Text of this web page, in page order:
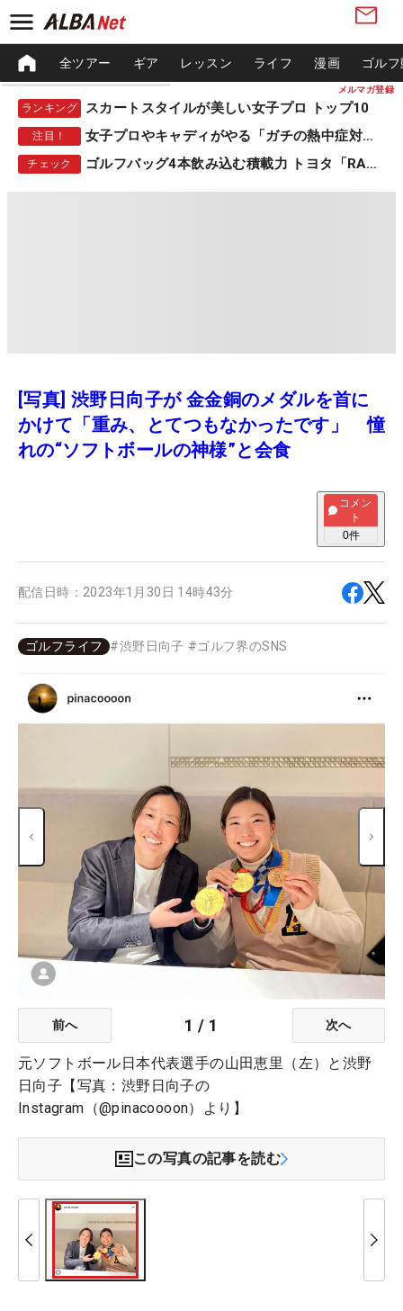
メルマガ登録
全ツアー ギア レッスン ライフ 漫画 ゴル
ランキング スカートスタイルが美しい女子プロ トップ10
注目！ 女子プロやキャディがやる「ガチの熱中症対策」
チェック ゴルフバッグ4本飲み込む積載力 トヨタ「RAV4」
[写真] 渋野日向子が 金金銅のメダルを首に
かけて「重み、とてつもなかったです」 憧
れの“ソフトボールの神様”と会食
コメン
ト
0件
配信日時： 2023年1月30日 14時43分
ゴルフライフ #渋野日向子 #ゴルフ界のSNS
前へ 1 / 1 次へ
元ソフトボール日本代表選手の山田恵里（左）と渋野
日向子【写真：渋野日向子の
Instagram（@pinacoooon）より】
この写真の記事を読む